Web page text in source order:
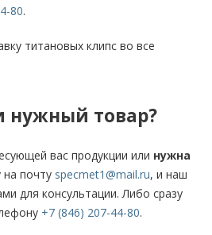
80.
титановых клипс во все
нужный товар?
вас продукции или нужна
на почту specmet1@mail.ru, и наш
для консультации. Либо сразу
+7 (846) 207-44-80.